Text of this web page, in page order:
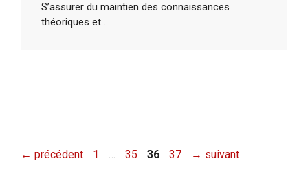
S’assurer du maintien des connaissances
théoriques et ...
← précédent Page
1 … Page
35 Page
36 Page
37 → suivant